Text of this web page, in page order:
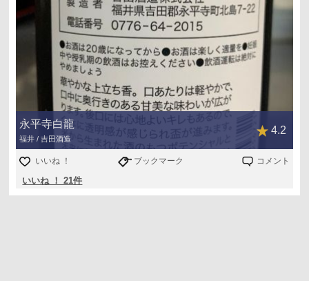
永平寺白龍
福井 / 吉田酒造
4.2
いいね ！ ブックマーク コメント
いいね ！ 21件